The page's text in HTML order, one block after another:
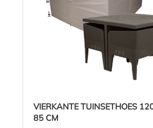
VIERKANTE TUINSETHOES
85 CM